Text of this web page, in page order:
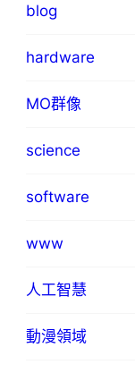
blog
hardware
MO群像
science
software
www
人工智慧
動漫領域